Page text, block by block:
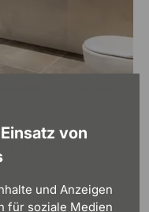
von
und Anzeigen
für soziale Medien
Ihrem
eine Wellness-Oase